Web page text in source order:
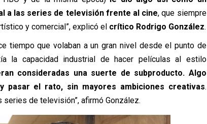
a las series de televisión frente al cine, que siempre
y comercial”, explicó el crítico Rodrigo González.
tiempo que volaban a un gran nivel desde el punto de
la capacidad industrial de hacer películas al estilo
consideradas una suerte de subproducto. Algo
pasar el rato, sin mayores ambiciones creativas.
series de televisión”, afirmó González.